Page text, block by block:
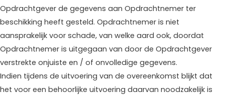
Opdrachtgever de gegevens aan Opdrachtnemer ter
beschikking heeft gesteld. Opdrachtnemer is niet
aansprakelijk voor schade, van welke aard ook, doordat
Opdrachtnemer is uitgegaan van door de Opdrachtgever
verstrekte onjuiste en / of onvolledige gegevens.
Indien tijdens de uitvoering van de overeenkomst blijkt dat
het voor een behoorlijke uitvoering daarvan noodzakelijk is